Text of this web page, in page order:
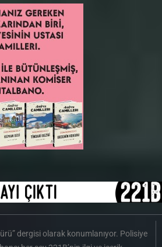
dergisi olarak konumlanıyor. Polisiye